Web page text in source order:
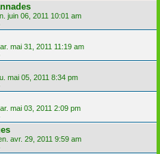
juin 06, 2011 10:01 am
mai 31, 2011 11:19 am
mai 05, 2011 8:34 pm
mai 03, 2011 2:09 pm
avr. 29, 2011 9:59 am